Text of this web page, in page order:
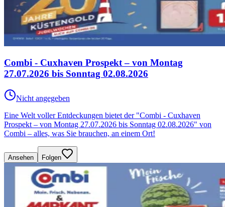
Combi - Cuxhaven Prospekt – von Montag
27.07.2026 bis Sonntag 02.08.2026
Nicht angegeben
Eine Welt voller Entdeckungen bietet der "Combi - Cuxhaven
Prospekt – von Montag 27.07.2026 bis Sonntag 02.08.2026" von
Combi – alles, was Sie brauchen, an einem Ort!
Ansehen Folgen